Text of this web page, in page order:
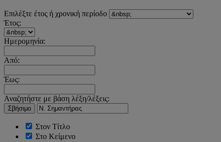
Επιλέξτε έτος ή χρονική περίοδο
Έτος:
Ημερομηνία:
Από:
Έως:
Αναζητήστε με βάση λέξη/λέξεις:
Σβήσιμο
Στον Τίτλο
Στο Κείμενο